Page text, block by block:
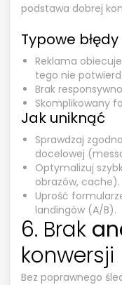
podstawa dobrej
Typowe błędy
Reklama
tego nie
Brak
Skomplikowany
Jak uniknąć
Sprawdzaj
docelowej
Optymalizuj
obrazów, cache).
Uprość
landingów (A/B).
6. Brak
konwersji
Bez poprawnego